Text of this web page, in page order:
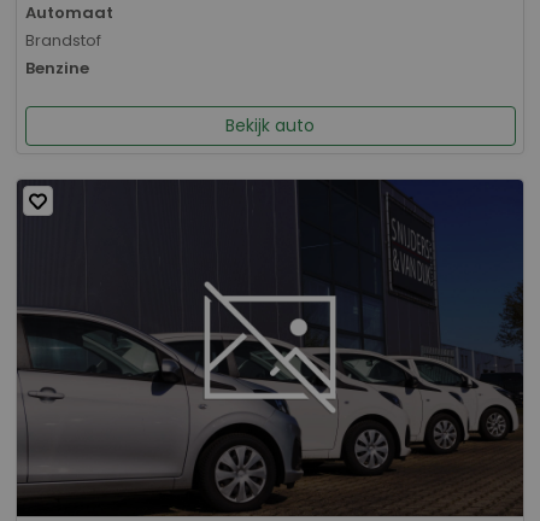
Automaat
Brandstof
Benzine
Bekijk auto